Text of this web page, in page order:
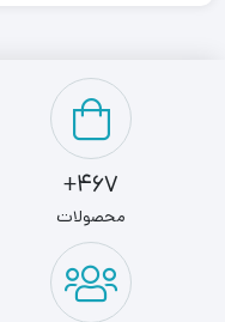
دوربین
467+
محصولات